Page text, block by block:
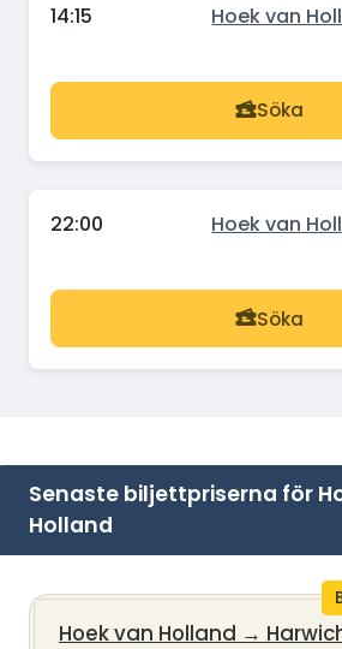
14:15 Hoek van
Söka
22:00 Hoek van
Söka
Senaste biljettpriserna för
Holland
Hoek van Holland →